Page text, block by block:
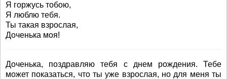
Я горжусь тобою,
Я люблю тебя.
Ты такая взрослая,
Доченька моя!
Доченька, поздравляю тебя с днем рождения. Тебе
может показаться, что ты уже взрослая, но для меня ты